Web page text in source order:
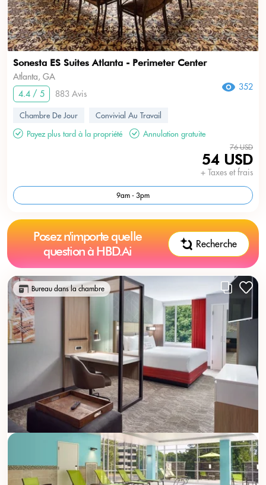
Sonesta ES Suites Atlanta - Perimeter Center
Atlanta, GA
4.4 / 5
883 Avis
352
Chambre De Jour
Convivial Au Travail
Payez plus tard à la propriété
Annulation gratuite
76 USD
54 USD
+ Taxes et frais
9am - 3pm
Posez n'importe quelle
question à HBD.Ai
Recherche
Bureau dans la chambre